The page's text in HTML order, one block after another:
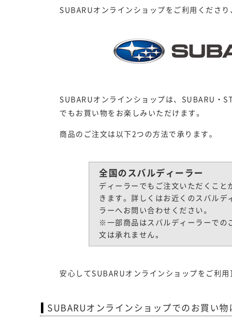
SUBARUオンラインショップをご利用くださり
SUBARUオンラインショップは、SUBARU・
でもお買い物をお楽しみいただけます。
商品のご注文は以下2つの方法で承ります。
全国のスバルディーラー
ディーラーでもご注文いただくこと
きます。詳しくはお近くのスバルデ
ラーへお問い合わせください。
※一部商品はスバルディーラーでの
文は承れません。
安心してSUBARUオンラインショップをご利
SUBARUオンラインショップでのお買い物